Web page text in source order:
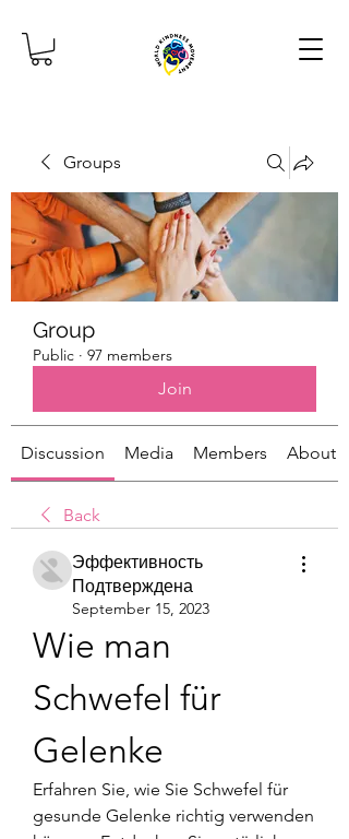
Groups
Group
Public · 97 members
Join
Discussion Media Members About
Back
Эффективность
Подтверждена
September 15, 2023
Wie man
Schwefel für
Gelenke
Erfahren Sie, wie Sie Schwefel für
gesunde Gelenke richtig verwenden